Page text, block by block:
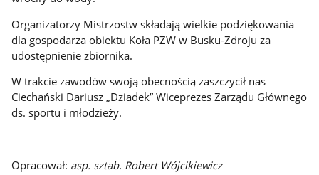
Organizatorzy Mistrzostw składają wielkie podziękowania
dla gospodarza obiektu Koła PZW w Busku-Zdroju za
udostępnienie zbiornika.
W trakcie zawodów swoją obecnością zaszczycił nas
Ciechański Dariusz „Dziadek” Wiceprezes Zarządu Głównego
ds. sportu i młodzieży.
Opracował: asp. sztab. Robert Wójcikiewicz